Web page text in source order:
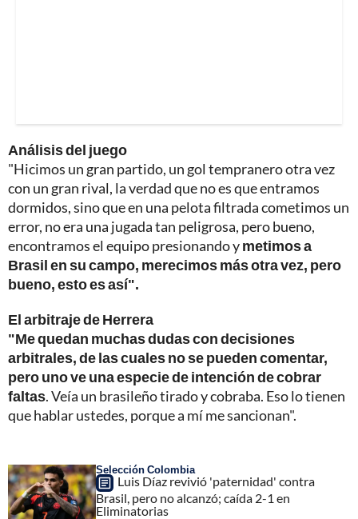
Análisis del juego
"Hicimos un gran partido, un gol tempranero otra vez
con un gran rival, la verdad que no es que entramos
dormidos, sino que en una pelota filtrada cometimos un
error, no era una jugada tan peligrosa, pero bueno,
encontramos el equipo presionando ymetimos a
Brasil en su campo, merecimos más otra vez, pero
bueno, esto es así".
El arbitraje de Herrera
"Me quedan muchas dudas con decisiones
arbitrales, de las cuales no se pueden comentar,
pero uno ve una especie de intención de cobrar
faltas. Veía un brasileño tirado y cobraba. Eso lo tienen
que hablar ustedes, porque a mí me sancionan".
Selección Colombia
Luis Díaz revivió 'paternidad' contra
Brasil, pero no alcanzó; caída 2-1 en
Eliminatorias